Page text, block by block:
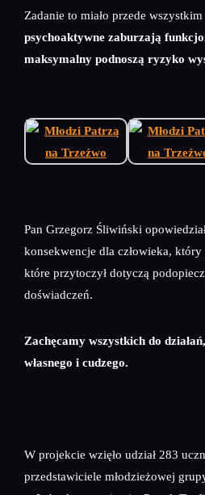
Zadanie to miało przede
psychoaktywne zaburzają
maksymalny podnoszą ryzyko
Pan Grzegorz Śliwiński
konsekwencje dla człowieka,
które przytoczył dotyczą
doświadczeń.
Zachęcamy wszystkich do
własnego i cudzego.
W projekcie wzięło udział 283
przedstawiciele młodzieżowej